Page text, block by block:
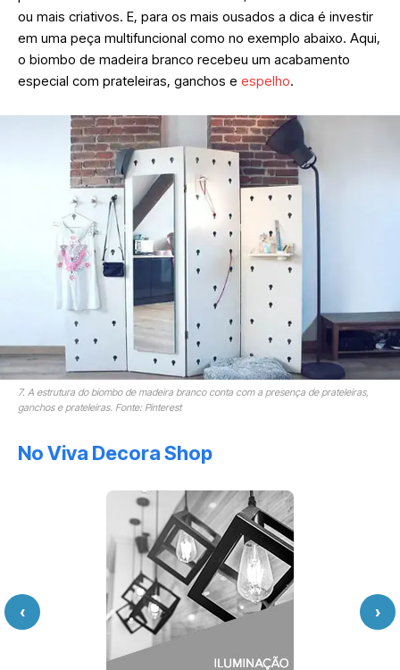
ou mais criativos. E, para os mais ousados a dica é investir
em uma peça multifuncional como no exemplo abaixo. Aqui,
o biombo de madeira branco recebeu um acabamento
especial com prateleiras, ganchos e espelho.
7. A estrutura do biombo de madeira branco conta com a presença de prateleiras,
ganchos e prateleiras. Fonte: Pinterest
No Viva Decora Shop
‹ ›